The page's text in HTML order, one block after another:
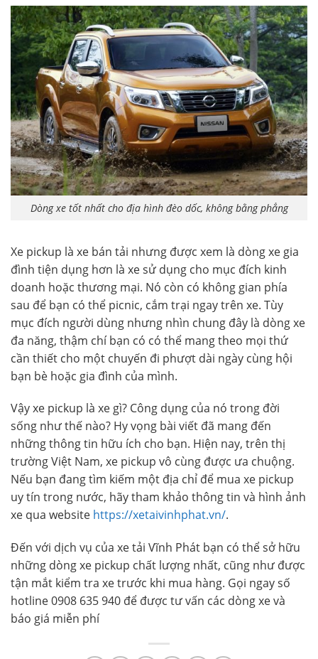
Dòng xe tốt nhất cho địa hình đèo dốc, không bằng phẳng
Xe pickup là xe bán tải nhưng được xem là dòng xe gia
đình tiện dụng hơn là xe sử dụng cho mục đích kinh
doanh hoặc thương mại. Nó còn có không gian phía
sau để bạn có thể picnic, cắm trại ngay trên xe. Tùy
mục đích người dùng nhưng nhìn chung đây là dòng xe
đa năng, thậm chí bạn có có thể mang theo mọi thứ
cần thiết cho một chuyến đi phượt dài ngày cùng hội
bạn bè hoặc gia đình của mình.
Vậy xe pickup là xe gì? Công dụng của nó trong đời
sống như thế nào? Hy vọng bài viết đã mang đến
những thông tin hữu ích cho bạn. Hiện nay, trên thị
trường Việt Nam, xe pickup vô cùng được ưa chuộng.
Nếu bạn đang tìm kiếm một địa chỉ để mua xe pickup
uy tín trong nước, hãy tham khảo thông tin và hình ảnh
xe qua website https://xetaivinhphat.vn/.
Đến với dịch vụ của xe tải Vĩnh Phát bạn có thể sở hữu
những dòng xe pickup chất lượng nhất, cũng như được
tận mắt kiểm tra xe trước khi mua hàng. Gọi ngay số
hotline 0908 635 940 để được tư vấn các dòng xe và
báo giá miễn phí